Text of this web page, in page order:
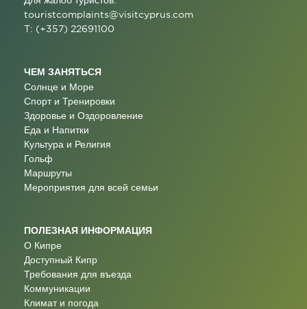
touristcomplaints@visitcyprus.com
T: (+357) 22691100
ЧЕМ ЗАНЯТЬСЯ
Солнце и Море
Спорт и Тренировки
Здоровье и Оздоровление
Еда и Напитки
Культура и Религия
Гольф
Маршруты
Мероприятия для всей семьи
ПОЛЕЗНАЯ ИНФОРМАЦИЯ
О Кипре
Доступный Кипр
Требования для въезда
Коммуникации
Климат и погода